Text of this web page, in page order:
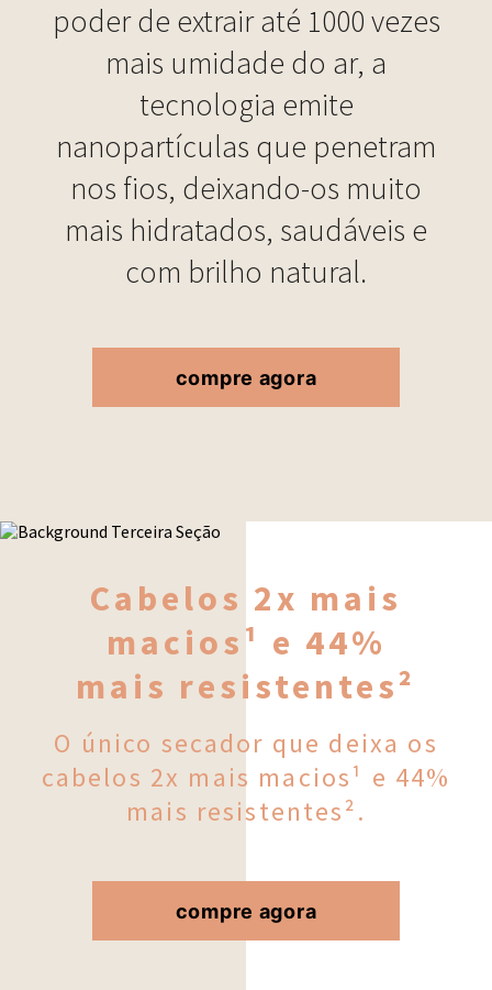
poder de extrair até 1000 vezes
mais umidade do ar, a
tecnologia emite
nanopartículas que penetram
nos fios, deixando-os muito
mais hidratados, saudáveis e
com brilho natural.
compre agora
Cabelos 2x mais
macios¹ e 44%
mais resistentes²
O único secador que deixa os
cabelos 2x mais macios¹ e 44%
mais resistentes².
compre agora